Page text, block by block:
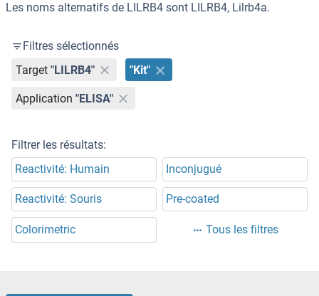
Les noms alternatifs de LILRB4 sont LILRB4, Lilrb4a.
Filtres sélectionnés
Target "LILRB4" "Kit"
Application "ELISA"
Filtrer les résultats:
Reactivité: Humain
Inconjugué
Reactivité: Souris Pre-coated
Colorimetric Tous les filtres